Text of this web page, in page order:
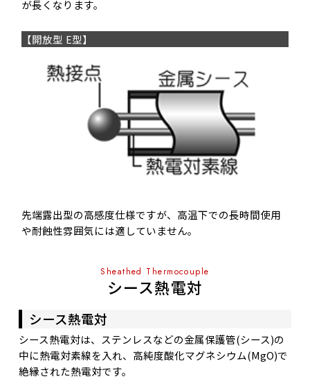
が長くなります。
【開放型 E型】
先端露出型の高感度仕様ですが、高温下での長時間使用
や耐蝕性雰囲気には適していません。
Sheathed Thermocouple
シース熱電対
シース熱電対
シース熱電対は、ステンレスなどの金属保護管(シース)の
中に熱電対素線を入れ、高純度酸化マグネシウム(MgO)で
絶縁された熱電対です。